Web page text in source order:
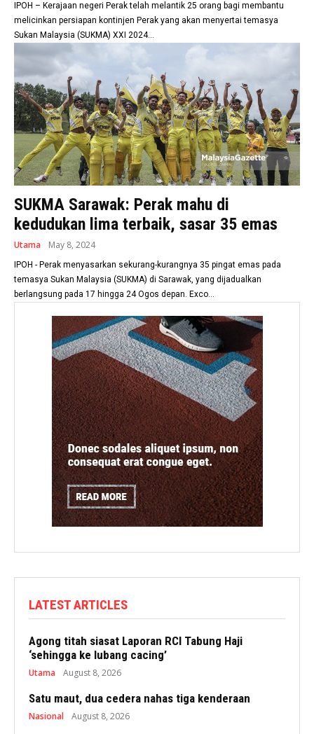
IPOH – Kerajaan negeri Perak telah melantik 25 orang bagi membantu
melicinkan persiapan kontinjen Perak yang akan menyertai temasya
Sukan Malaysia (SUKMA) XXI 2024...
SUKMA Sarawak: Perak mahu di
kedudukan lima terbaik, sasar 35 emas
Utama May 8, 2024
IPOH - Perak menyasarkan sekurang-kurangnya 35 pingat emas pada
temasya Sukan Malaysia (SUKMA) di Sarawak, yang dijadualkan
berlangsung pada 17 hingga 24 Ogos depan. Exco...
LATEST ARTICLES
Agong titah siasat Laporan RCI Tabung Haji
‘sehingga ke lubang cacing’
Utama August 8, 2026
Satu maut, dua cedera nahas tiga kenderaan
Nasional August 8, 2026